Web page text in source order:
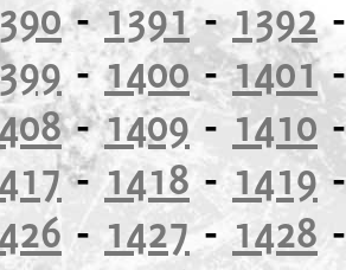
-1391-1392
-1400-1401
-1409 - 1410
-1418- 1419
- 1427- 1428